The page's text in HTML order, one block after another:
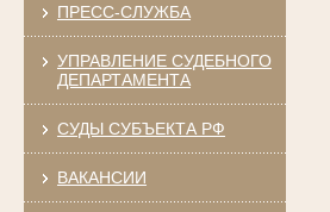
ПРЕСС-СЛУЖБА
УПРАВЛЕНИЕ СУДЕБНОГО
ДЕПАРТАМЕНТА
СУДЫ СУБЪЕКТА РФ
ВАКАНСИИ